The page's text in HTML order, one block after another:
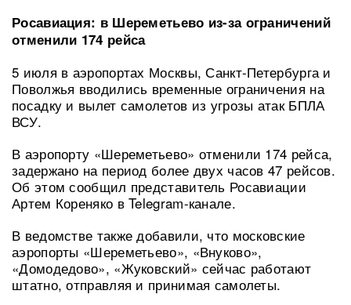
Росавиация: в Шереметьево из-за ограничений
отменили 174 рейса
5 июля в аэропортах Москвы, Санкт-Петербурга и
Поволжья вводились временные ограничения на
посадку и вылет самолетов из угрозы атак БПЛА
ВСУ.
В аэропорту «Шереметьево» отменили 174 рейса,
задержано на период более двух часов 47 рейсов.
Об этом сообщил представитель Росавиации
Артем Кореняко в Telegram-канале.
В ведомстве также добавили, что московские
аэропорты «Шереметьево», «Внуково»,
«Домодедово», «Жуковский» сейчас работают
штатно, отправляя и принимая самолеты.